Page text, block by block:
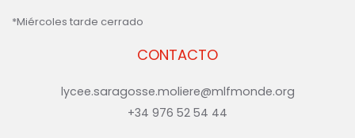
CONTACTO
lycee.saragosse.moliere@mlfmonde.org
+34 976 52 54 44
*Miércoles tarde cerrado